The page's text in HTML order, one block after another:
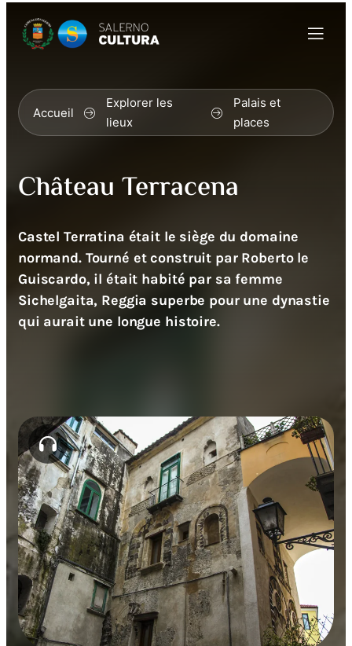
Accueil
Explorer les
lieux
Palais et
places
Château Terracena
Castel Terratina était le siège du domaine
normand. Tourné et construit par Roberto le
Guiscardo, il était habité par sa femme
Sichelgaita, Reggia superbe pour une dynastie
qui aurait une longue histoire.